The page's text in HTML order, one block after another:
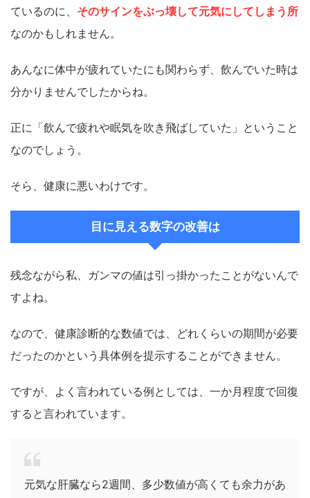
ているのに、 そのサインをぶっ壊して元気にしてしまう所
なのかもしれません。
あんなに体中が疲れていたにも関わらず、飲んでいた時は
分かりませんでしたからね。
正に「飲んで疲れや眠気を吹き飛ばしていた」ということ
なのでしょう。
そら、健康に悪いわけです。
目に見える数字の改善は
残念ながら私、ガンマの値は引っ掛かったことがないんで
すよね。
なので、健康診断的な数値では、どれくらいの期間が必要
だったのかという具体例を提示することができません。
ですが、よく言われている例としては、一か月程度で回復
すると言われています。
元気な肝臓なら2週間、多少数値が高くても余力があ